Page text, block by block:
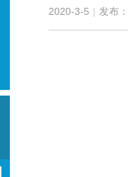
2020-3-5 | 发布：